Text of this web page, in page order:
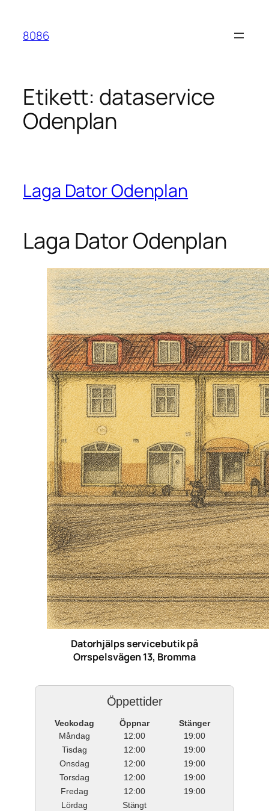
innehåll
8086
Etikett: dataservice
Odenplan
Laga Dator Odenplan
Laga Dator Odenplan
Datorhjälps servicebutik på
Orrspelsvägen 13, Bromma
Öppettider
Veckodag Öppnar
Stänger
Måndag
12:00
19:00
Tisdag
12:00
19:00
Onsdag
12:00
19:00
Torsdag
12:00
19:00
Fredag
12:00
19:00
Lördag
Stängt